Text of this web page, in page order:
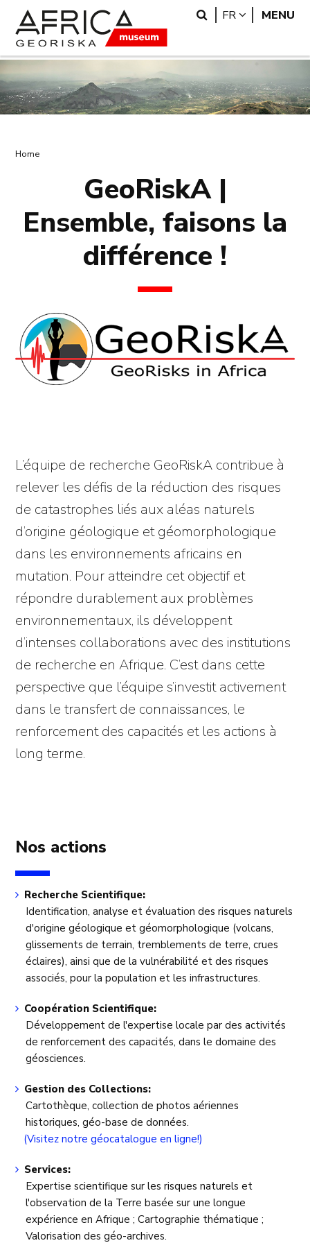
main
content
search
Search
FR LANGUAGE
MENU
Breadcrumb
Home
GeoRiskA |
Ensemble, faisons la
différence !
L’équipe de recherche GeoRiskA contribue à
relever les défis de la réduction des risques
de catastrophes liés aux aléas naturels
d’origine géologique et géomorphologique
dans les environnements africains en
mutation. Pour atteindre cet objectif et
répondre durablement aux problèmes
environnementaux, ils développent
d’intenses collaborations avec des institutions
de recherche en Afrique. C’est dans cette
perspective que l’équipe s’investit activement
dans le transfert de connaissances, le
renforcement des capacités et les actions à
long terme.
Nos actions
Recherche Scientifique:
Identification, analyse et évaluation des risques naturels
d'origine géologique et géomorphologique (volcans,
glissements de terrain, tremblements de terre, crues
éclaires), ainsi que de la vulnérabilité et des risques
associés, pour la population et les infrastructures.
Coopération Scientifique:
Développement de l'expertise locale par des activités
de renforcement des capacités, dans le domaine des
géosciences.
Gestion des Collections:
Cartothèque, collection de photos aériennes
historiques, géo-base de données.
(Visitez notre géocatalogue en ligne!)
Services:
Expertise scientifique sur les risques naturels et
l'observation de la Terre basée sur une longue
expérience en Afrique ; Cartographie thématique ;
Valorisation des géo-archives.